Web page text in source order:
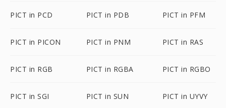
PICT in PCD PICT in PDB PICT in PFM
PICT in PICON PICT in PNM PICT in RAS
PICT in RGB PICT in RGBA PICT in RGBO
PICT in SGI PICT in SUN PICT in UYVY